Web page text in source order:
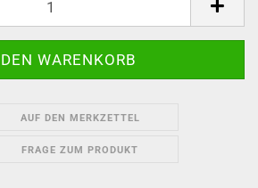
AUF DEN MERKZETTEL
FRAGE ZUM PRODUKT